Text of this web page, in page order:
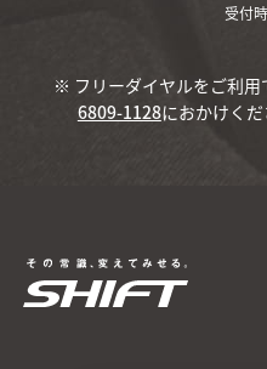
受付
※ フリーダイヤルをご利用
6809-1128におかけくだ